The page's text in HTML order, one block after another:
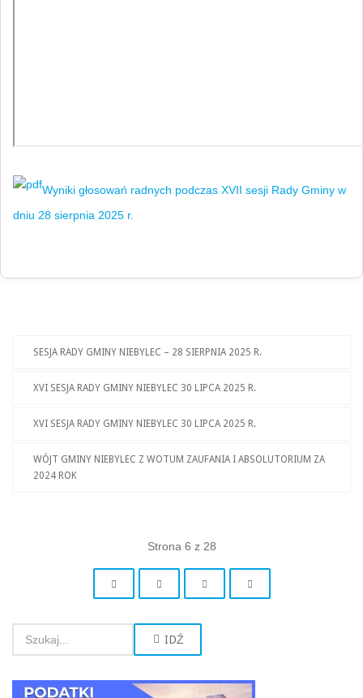
Wyniki głosowań radnych podczas XVII sesji Rady Gminy w
dniu 28 sierpnia 2025 r.
SESJA RADY GMINY NIEBYLEC – 28 SIERPNIA 2025 R.
XVI SESJA RADY GMINY NIEBYLEC 30 LIPCA 2025 R.
XVI SESJA RADY GMINY NIEBYLEC 30 LIPCA 2025 R.
WÓJT GMINY NIEBYLEC Z WOTUM ZAUFANIA I ABSOLUTORIUM ZA
2024 ROK
Strona 6 z 28
IDŹ